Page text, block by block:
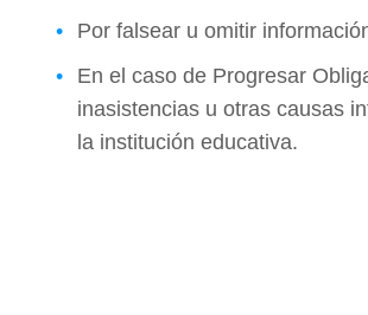
Por falsear u omitir
En el caso de Progresar
inasistencias u otras causas
la institución educativa.